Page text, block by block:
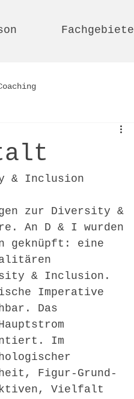
Fachgebiete
& Inclusion
zur Diversity &
An D & I wurden
geknüpft: eine
& Inclusion.
Imperative
Das
Im
Figur-Grund-
Vielfalt